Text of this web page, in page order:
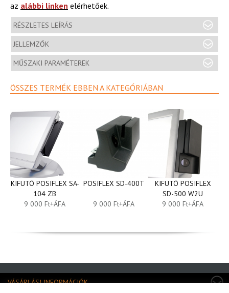
az alábbi linken elérhetőek.
RÉSZLETES LEÍRÁS
JELLEMZŐK
MŰSZAKI PARAMÉTEREK
ÖSSZES TERMÉK EBBEN A KATEGÓRIÁBAN
KIFUTÓ POSIFLEX SA-
104 ZB
9 000 Ft+ÁFA
POSIFLEX SD-400T
9 000 Ft+ÁFA
KIFUTÓ POSIFLEX
SD-500 W2U
9 000 Ft+ÁFA
VÁSÁRLÁSI INFORMÁCIÓK